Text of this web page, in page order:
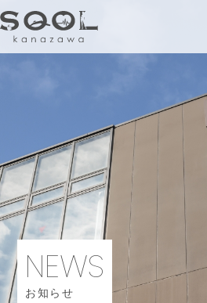
健診ステーション
内科
婦人科
フィットネス&スパ
美容内科
NEWS
お知らせ